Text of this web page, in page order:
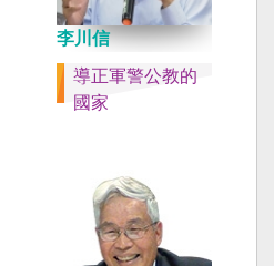
李川信
導正軍警公教的
國家